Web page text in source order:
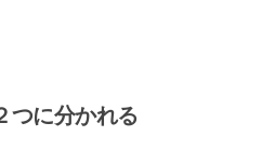
つに分かれる